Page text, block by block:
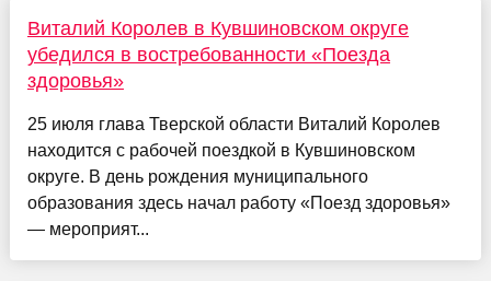
Виталий Королев в Кувшиновском округе
убедился в востребованности «Поезда
здоровья»
25 июля глава Тверской области Виталий Королев
находится с рабочей поездкой в Кувшиновском
округе. В день рождения муниципального
образования здесь начал работу «Поезд здоровья»
— мероприят...